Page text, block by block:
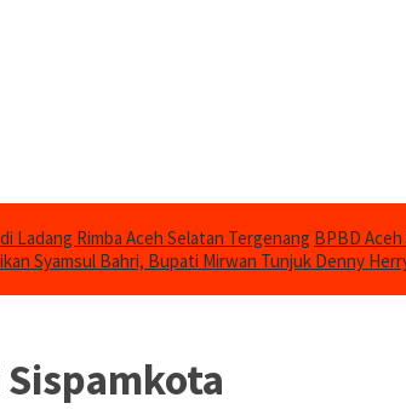
Ladang Rimba Aceh Selatan Tergenang BPBD
Syamsul Bahri, Bupati Mirwan Tunjuk Denny